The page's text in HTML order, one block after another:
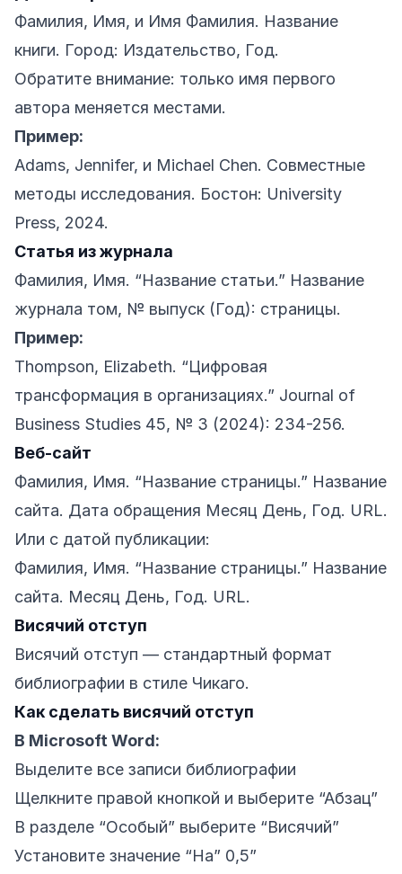
Фамилия, Имя, и Имя Фамилия. Название
книги. Город: Издательство, Год.
Обратите внимание: только имя первого
автора меняется местами.
Пример:
Adams, Jennifer, и Michael Chen. Совместные
методы исследования. Бостон: University
Press, 2024.
Статья из журнала
Фамилия, Имя. “Название статьи.” Название
журнала том, № выпуск (Год): страницы.
Пример:
Thompson, Elizabeth. “Цифровая
трансформация в организациях.” Journal of
Business Studies 45, № 3 (2024): 234-256.
Веб-сайт
Фамилия, Имя. “Название страницы.” Название
сайта. Дата обращения Месяц День, Год. URL.
Или с датой публикации:
Фамилия, Имя. “Название страницы.” Название
сайта. Месяц День, Год. URL.
Висячий отступ
Висячий отступ — стандартный формат
библиографии в стиле Чикаго.
Как сделать висячий отступ
В Microsoft Word:
Выделите все записи библиографии
Щелкните правой кнопкой и выберите “Абзац”
В разделе “Особый” выберите “Висячий”
Установите значение “На” 0,5”